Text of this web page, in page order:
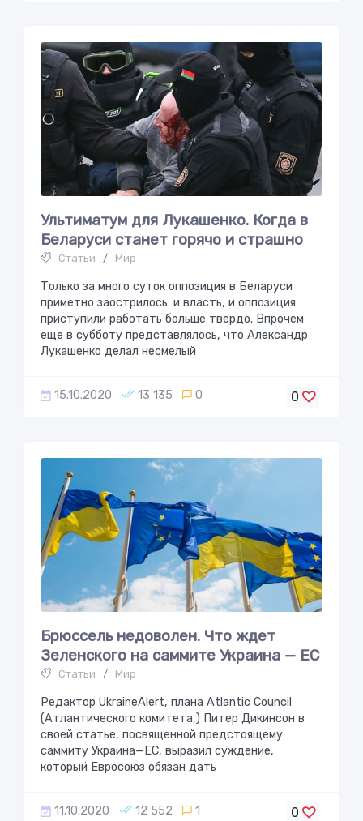
Ультиматум для Лукашенко. Когда в
Беларуси стaнeт горячo и страшнo
Статьи / Мир
Только за много суток оппозиция в Беларуси
приметно заострилось: и власть, и оппозиция
приступили работать больше твердо. Впрочем
еще в субботу представлялось, что Александр
Лукашенко делал несмелый
15.10.2020 13 135 0 0
Брюссель недоволен. Что ждет
Зеленского нa сaммитe Укрaинa — ЕС
Статьи / Мир
Редактор UkraineAlert, плана Atlantic Council
(Атлантического комитета,) Питер Дикинсон в
своей статье, посвященной предстоящему
саммиту Украина—ЕС, выразил суждение,
который Евросоюз обязан дать
11.10.2020 12 552 1 0